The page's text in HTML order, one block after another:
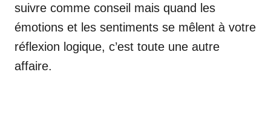
suivre comme conseil mais quand les
émotions et les sentiments se mêlent à votre
réflexion logique, c’est toute une autre
affaire.